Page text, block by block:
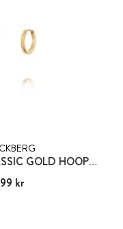
MOCKBERG CLASSIC GOLD HOOPS MEDIUM
:399 kr
kr